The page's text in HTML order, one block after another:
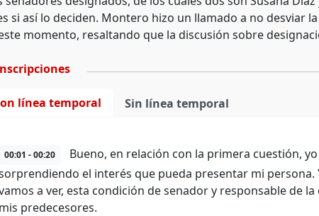
si así lo deciden. Montero hizo un llamado a no desviar
momento, resaltando que la discusión sobre
línea temporal Sin línea temporal
00:01 - 00:20
Bueno, en relación con la primera cuestión,
el interés que pueda presentar mi persona.
a ver, esta condición de senador y responsable de
mis predecesores.